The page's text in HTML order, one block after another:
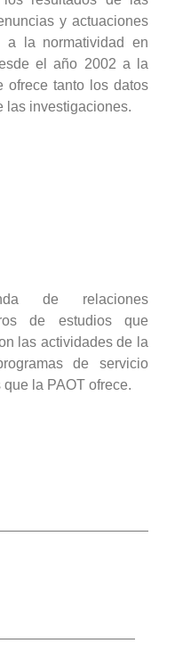
y actuaciones
a la normatividad en
el año 2002 a la
ofrece tanto los datos
las investigaciones.
de relaciones
de estudios que
las actividades de la
de servicio
la PAOT ofrece.